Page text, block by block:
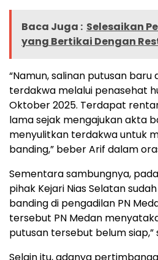
Baca Juga : Selesaikan
yang Bertikai Dengan
“Namun, salinan putusan
terdakwa melalui penasehat
Oktober 2025. Terdapat
lama sejak mengajukan akta
menyulitkan terdakwa untuk
banding,” beber Arif dalam
Sementara sambungnya,
pihak Kejari Nias Selatan
banding di pengadilan PN
tersebut PN Medan
putusan tersebut belum siap,”
Selain itu, adanya